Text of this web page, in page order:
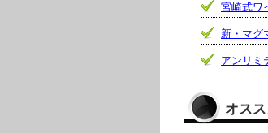
宮崎式ワ
新・マグ
アンリミ
オス